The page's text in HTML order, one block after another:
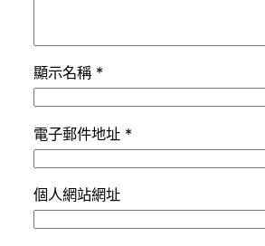
顯示名稱 *
電子郵件地址 *
個人網站網址